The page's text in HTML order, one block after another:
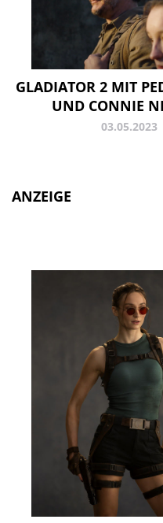
GLADIATOR 2 MIT
UND CONNIE
03.05.2023
ANZEIGE